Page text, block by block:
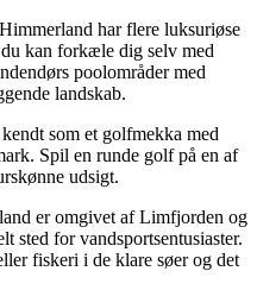
Himmerland har flere luksuriøse
kan forkæle dig selv med
poolområder med
landskab.
som et golfmekka med
Spil en runde golf på en af
udsigt.
er omgivet af Limfjorden og
sted for vandsportsentusiaster.
fiskeri i de klare søer og det